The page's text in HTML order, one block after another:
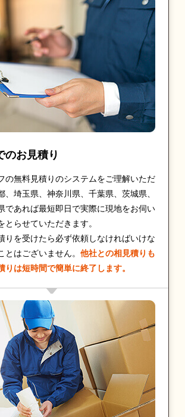
のお見積り
の無料見積りのシステムをご理解いただ
、埼玉県、神奈川県、千葉県、茨城県、
であれば最短即日で実際に現地をお伺い
とらせていただきます。
りを受けたら必ず依頼しなければいけな
とはございません。 他社との相見積りも
りは短時間で簡単に終了します。